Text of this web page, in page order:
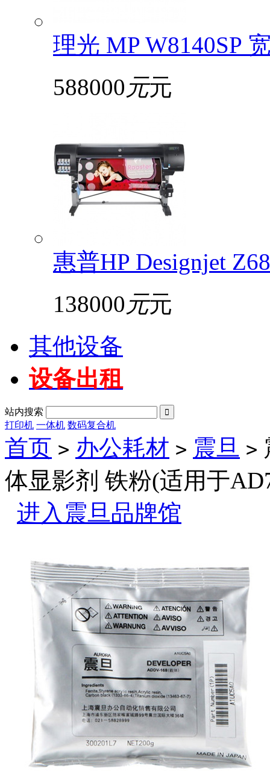
理光 MP W8140SP
588000 元元
惠普HP Designjet
138000 元元
其他设备
设备出租
站内搜索 
打印机 一体机 数码复合机
首页 > 办公耗材 > 震旦 >
体显影剂 铁粉(适用于
进入震旦品牌馆